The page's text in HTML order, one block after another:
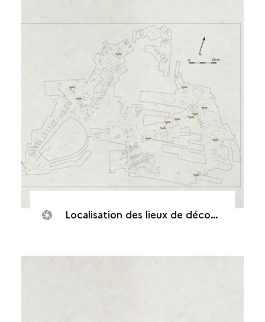
Localisation des lieux de découvertes de belettes dans le village.